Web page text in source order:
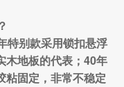
特别款采用锁扣悬浮
木地板的代表；40年
粘固定，非常不稳定